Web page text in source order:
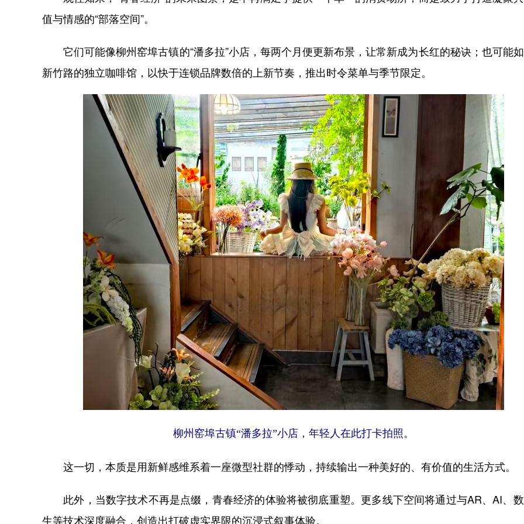
值与情感的“部落空间”。
它们可能像柳州窑埠古镇的“潘多拉”小店，每两个月便更新布景，让常新成为长红的秘诀；也可能
新竹路的独立咖啡馆，以快于连锁品牌数倍的上新节奏，推出时令菜单与季节限定。
柳州窑埠古镇“潘多拉”小店，年轻人在此打卡拍照。
这一切，本质是用新鲜感维系着一座微型社群的悸动，持续输出一种美好的、有价值的生活方式。
此外，当数字技术不再是点缀，青春经济的体验将被彻底重塑。更多线下空间将通过与AR、AI、
生等技术深度融合，创造出打破虚实界限的沉浸式叙事体验。